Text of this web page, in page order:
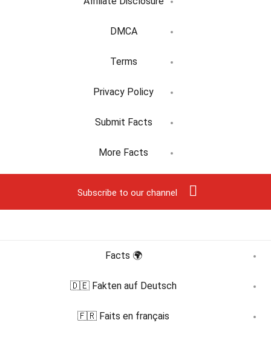
DMCA
Terms
Privacy Policy
Submit Facts
More Facts
Subscribe to our channel
🌍 Facts
🇩🇪 Fakten auf Deutsch
🇫🇷 Faits en français